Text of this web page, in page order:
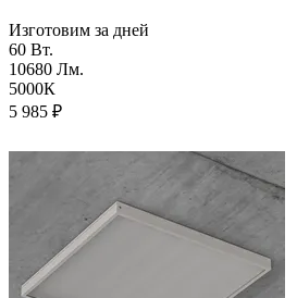
Изготовим за дней
60 Вт.
10680 Лм.
5000К
5 985 ₽